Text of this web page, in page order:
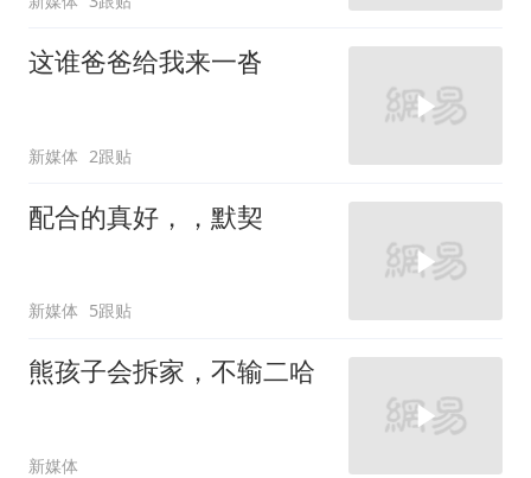
这谁爸爸给我来一沓
新媒体 2跟贴
配合的真好，，默契
新媒体 5跟贴
熊孩子会拆家，不输二哈
新媒体